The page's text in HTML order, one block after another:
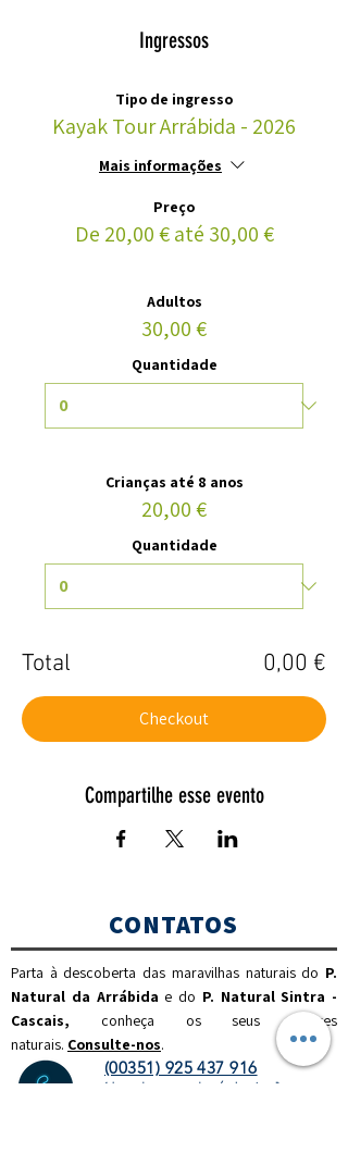
Ingressos
Tipo de ingresso
Kayak Tour Arrábida - 2026
Mais informações
Preço
De 20,00 € até 30,00 €
Adultos
30,00 €
Quantidade
Crianças até 8 anos
20,00 €
Quantidade
Total 0,00 €
Checkout
Compartilhe esse evento
CONTATOS
Parta à descoberta das maravilhas naturais do P.
Natural da Arrábida e do P. Natural Sintra -
Cascais, conheça os seus valores
naturais. Consulte-nos.
(00351) 925 437 916
(chamada para a rede móvel nacional)